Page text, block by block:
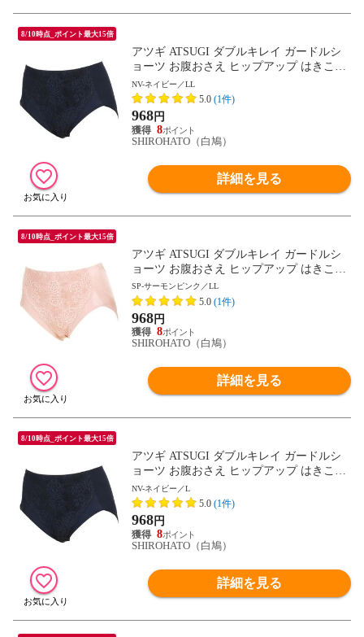
8/10時点_ポイント最大15倍
アツギ ATSUGI ダブルキレイ ガードルシ
ョーツ お腹おさえ ヒップアップ はきこみ
深め 足ぐり折返し 単品
NV-ネイビー／LL
5.0 (1件)
968円
8
SHIROHATO（白鳩）
詳細を見る
8/10時点_ポイント最大15倍
アツギ ATSUGI ダブルキレイ ガードルシ
ョーツ お腹おさえ ヒップアップ はきこみ
深め 足ぐり折返し 単品
SP-サーモンピンク／LL
5.0 (1件)
968円
8
SHIROHATO（白鳩）
詳細を見る
8/10時点_ポイント最大15倍
アツギ ATSUGI ダブルキレイ ガードルシ
ョーツ お腹おさえ ヒップアップ はきこみ
深め 足ぐり折返し 単品
NV-ネイビー／L
5.0 (1件)
968円
8
SHIROHATO（白鳩）
詳細を見る